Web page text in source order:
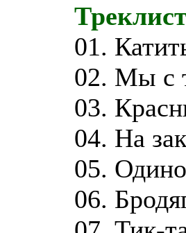
01.
02. Мы с
03.
04. На
05.
06.